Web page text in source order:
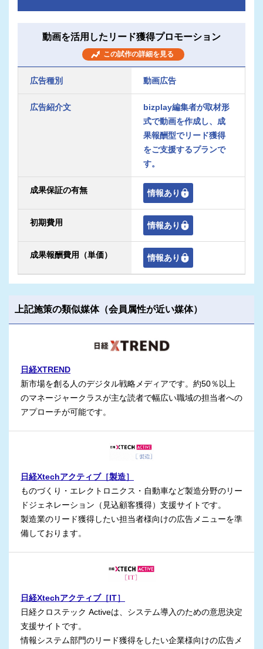
動画を活用したリード獲得プロモーション
この試作の詳細を見る
広告種別 動画広告
広告紹介文
bizplay編集者が取材形
式で動画を作成し、成
果報酬型でリード獲得
をご支援するプランで
す。
成果保証の有無 情報あり
初期費用 情報あり
成果報酬費用（単価） 情報あり
上記施策の類似媒体（会員属性が近い媒体）
日経XTREND
新市場を創る人のデジタル戦略メディアです。約50％以上
のマネージャークラスが主な読者で幅広い職域の担当者への
アプローチが可能です。
日経Xtechアクティブ［製造］
ものづくり・エレクトロニクス・自動車など製造分野のリー
ドジェネレーション（見込顧客獲得）支援サイトです。
製造業のリード獲得したい担当者様向けの広告メニューを準
備しております。
日経Xtechアクティブ［IT］
日経クロステック Activeは、システム導入のための意思決定
支援サイトです。
情報システム部門のリード獲得をしたい企業様向けの広告メ